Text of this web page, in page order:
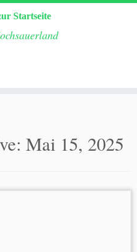
Mai 15, 2025